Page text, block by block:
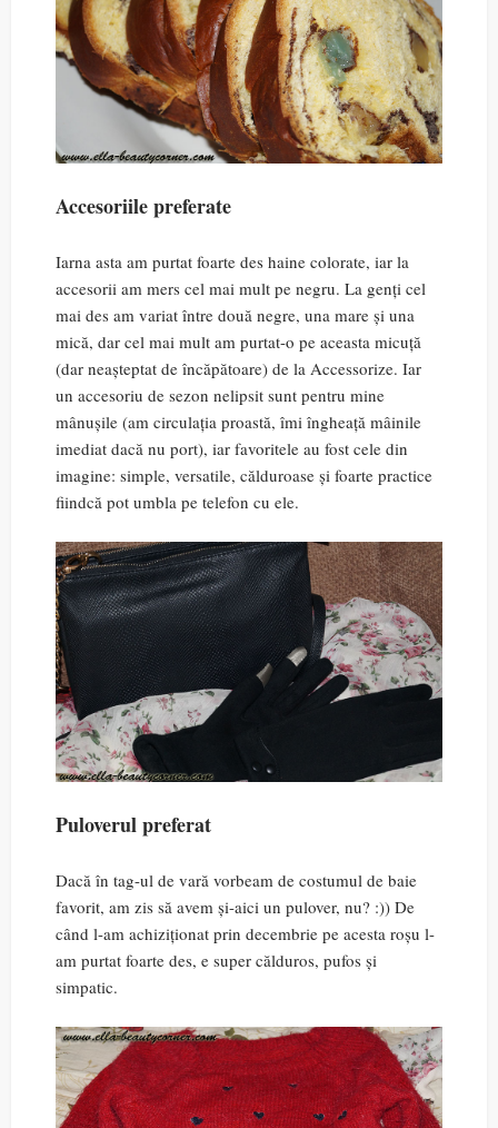
Accesoriile preferate
Iarna asta am purtat foarte des haine colorate, iar la
accesorii am mers cel mai mult pe negru. La genți cel
mai des am variat între două negre, una mare și una
mică, dar cel mai mult am purtat-o pe aceasta micuță
(dar neașteptat de încăpătoare) de la Accessorize. Iar
un accesoriu de sezon nelipsit sunt pentru mine
mânușile (am circulația proastă, îmi îngheață mâinile
imediat dacă nu port), iar favoritele au fost cele din
imagine: simple, versatile, călduroase și foarte practice
fiindcă pot umbla pe telefon cu ele.
Puloverul preferat
Dacă în tag-ul de vară vorbeam de costumul de baie
favorit, am zis să avem și-aici un pulover, nu? :)) De
când l-am achiziționat prin decembrie pe acesta roșu l-
am purtat foarte des, e super călduros, pufos și
simpatic.